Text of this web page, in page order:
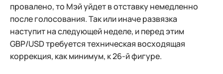
провалено, то Мэй уйдет в отставку немедленно
после голосования. Так или иначе развязка
наступит на следующей неделе, и перед этим
GBP/USD требуется техническая восходящая
коррекция, как минимум, к 26-й фигуре.